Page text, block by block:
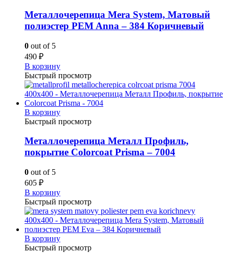
Металлочерепица Mera System, Матовый
полиэстер PEM Anna – 384 Коричневый
0 out of 5
490 ₽
В корзину
Быстрый просмотр
В корзину
Быстрый просмотр
Металлочерепица Металл Профиль,
покрытие Colorcoat Prisma – 7004
0 out of 5
605 ₽
В корзину
Быстрый просмотр
В корзину
Быстрый просмотр